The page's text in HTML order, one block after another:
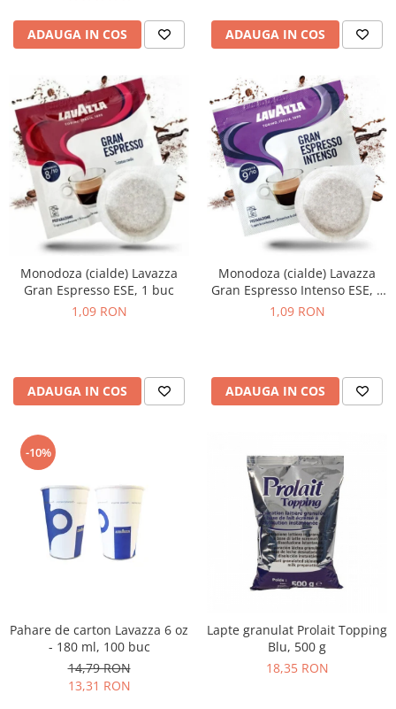
ADAUGA IN COS ADAUGA IN COS
Monodoza (cialde) Lavazza
Gran Espresso ESE, 1 buc
1,09 RON
ADAUGA IN COS
Monodoza (cialde) Lavazza
Gran Espresso Intenso ESE, 1
buc
1,09 RON
ADAUGA IN COS
-10%
Pahare de carton Lavazza 6 oz
- 180 ml, 100 buc
14,79 RON
13,31 RON
Lapte granulat Prolait Topping
Blu, 500 g
18,35 RON